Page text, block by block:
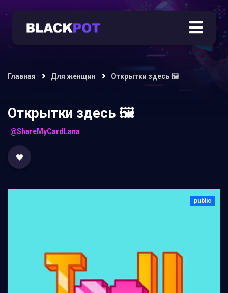
Главная Для женщин Открытки здесь 🖼
Открытки здесь 🖼
@ShareMyCardLana
public